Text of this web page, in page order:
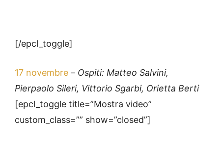
[/epcl_toggle]
17 novembre – Ospiti: Matteo Salvini,
Pierpaolo Sileri, Vittorio Sgarbi, Orietta Berti
[epcl_toggle title=”Mostra video”
custom_class=”” show=”closed”]